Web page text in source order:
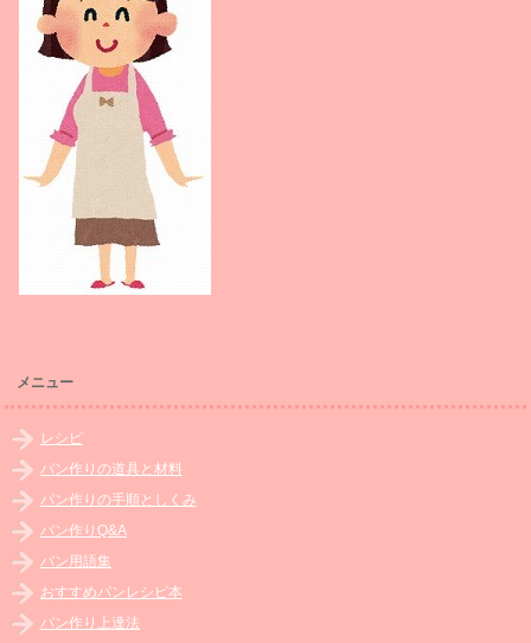
メニュー
レシピ
パン作りの道具と材料
パン作りの手順としくみ
パン作りQ&A
パン用語集
おすすめパンレシピ本
パン作り上達法